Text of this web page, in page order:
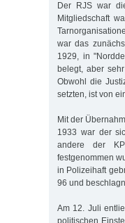
Der RJS war
Mitgliedschaft
war das
1929, in
belegt, aber
Obwohl die
setzten, ist von
Mit der
1933 war der
andere der
festgenommen
in Polizeihaft
96 und
Am 12. Juli